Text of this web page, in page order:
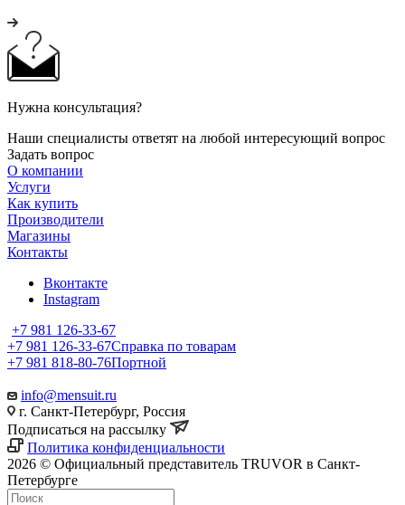
Нужна консультация?
Наши специалисты ответят на любой интересующий вопрос
Задать вопрос
О компании
Услуги
Как купить
Производители
Магазины
Контакты
Вконтакте
Instagram
+7 981 126-33-67
+7 981 126-33-67Справка по товарам
+7 981 818-80-76Портной
info@mensuit.ru
г. Санкт-Петербург, Россия
Подписаться на рассылку
Политика конфиденциальности
2026 © Официальный представитель TRUVOR в Санкт-
Петербурге